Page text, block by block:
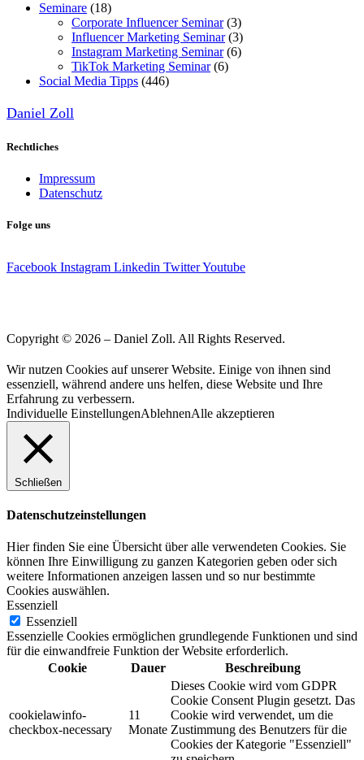
Seminare (18)
Corporate Influencer Seminar(3)
Influencer Marketing Seminar(3)
Instagram Marketing Seminar(6)
TikTok Marketing Seminar(6)
Social Media Tipps (446)
Daniel Zoll
Rechtliches
Impressum
Datenschutz
Folge uns
Facebook Instagram Linkedin TwitterYoutube
Copyright © 2026 – Daniel Zoll. All Rights Reserved.
Wir nutzen Cookies auf unserer Website. Einige von ihnen sind
essenziell, während andere uns helfen, diese Website und Ihre
Erfahrung zu verbessern.
Individuelle EinstellungenAblehnenAlle akzeptieren
Schließen
Datenschutzeinstellungen
Hier finden Sie eine Übersicht über alle verwendeten Cookies. Sie
können Ihre Einwilligung zu ganzen Kategorien geben oder sich
weitere Informationen anzeigen lassen und so nur bestimmte
Cookies auswählen.
Essenziell
Essenziell
Essenzielle Cookies ermöglichen grundlegende Funktionen und sind
für die einwandfreie Funktion der Website erforderlich.
Cookie
Dauer Beschreibung
cookielawinfo-
checkbox-necessary
11
Monate
Dieses Cookie wird vom GDPR
Cookie Consent Plugin gesetzt. Das
Cookie wird verwendet, um die
Zustimmung des Benutzers für die
Cookies der Kategorie "Essenziell"